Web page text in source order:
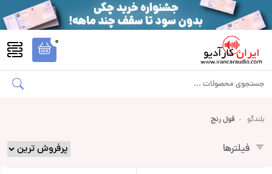
0
بلندگو فول رنج
فیلترها